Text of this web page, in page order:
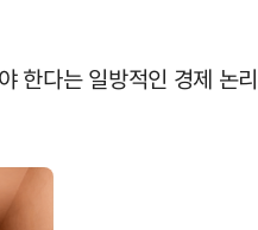
다는 일방적인 경제 논